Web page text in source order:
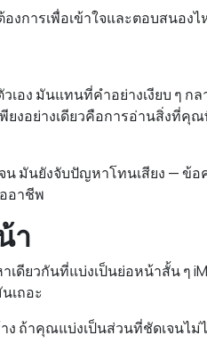
การเพื่อเข้าใจและตอบสนองไ
ง มันแทนที่คำอย่างเงียบ ๆ กล
งอย่างเดียวคือการอ่านสิ่งที่คุ
มันยังจับปัญหาโทนเสียง — ข้
อาชีพ
า
ดียวกันที่แบ่งเป็นย่อหน้าสั้น ๆ
เถอะ
ถ้าคุณแบ่งเป็นส่วนที่ชัดเจนไม่